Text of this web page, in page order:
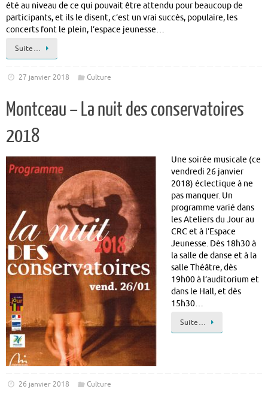
été au niveau de ce qui pouvait être attendu pour beaucoup de
participants, et ils le disent, c’est un vrai succès, populaire, les
concerts font le plein, l’espace jeunesse…
Suite…
27 janvier 2018 Culture
Montceau – La nuit des conservatoires
2018
Une soirée musicale (ce
vendredi 26 janvier
2018) éclectique à ne
pas manquer. Un
programme varié dans
les Ateliers du Jour au
CRC et à l’Espace
Jeunesse. Dès 18h30 à
la salle de danse et à la
salle Théâtre, dès
19h00 à l’auditorium et
dans le Hall, et dès
15h30…
Suite…
26 janvier 2018 Culture